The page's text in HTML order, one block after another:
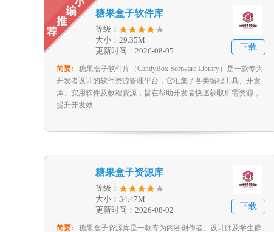
糖果盒子软件库
等级：
大小：29.35M
更新时间：2026-08-05
下载
简要:
糖果盒子软件库（CandyBox Software Library）是一款专为
开发者设计的软件资源管理平台，它汇集了各类编程工具、开发
库、实用软件及教程资源，旨在帮助开发者快速获取所需资源，
提升开发效...
糖果盒子资源库
等级：
大小：34.47M
更新时间：2026-08-02
下载
简要: 糖果盒子资源库是一款专为内容创作者、设计师及学生群